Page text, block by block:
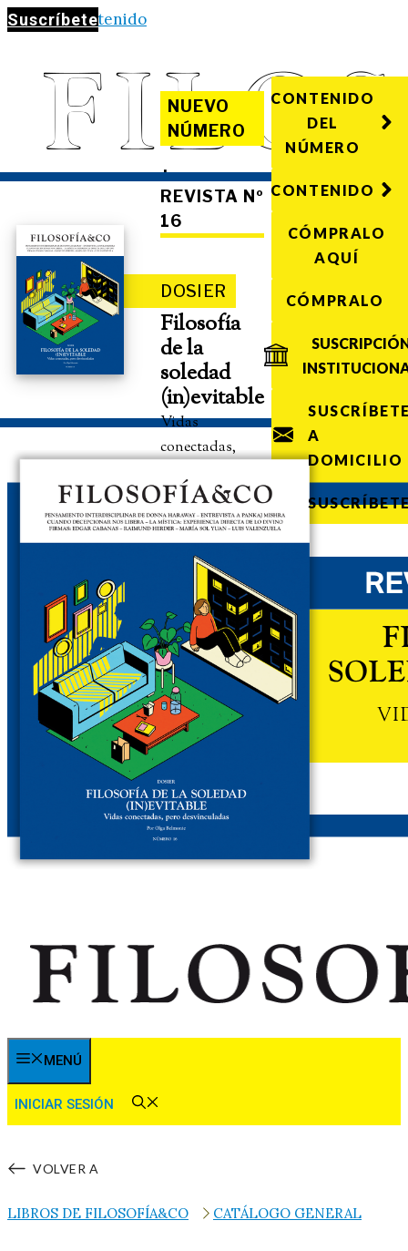
Suscríbete
Saltar al contenido
NUEVO
NÚMERO
·
REVISTA Nº
16
DOSIER
Filosofía
de la
soledad
(in)evitable
Vidas
conectadas,
desvinculadas
CONTENIDO
DEL
NÚMERO
CONTENIDO
CÓMPRALO
AQUÍ
CÓMPRALO
A
DOMICILIO
MENÚ
INICIAR SESIÓN
VOLVER A
LIBROS DE FILOSOFÍA&CO CATÁLOGO GENERAL